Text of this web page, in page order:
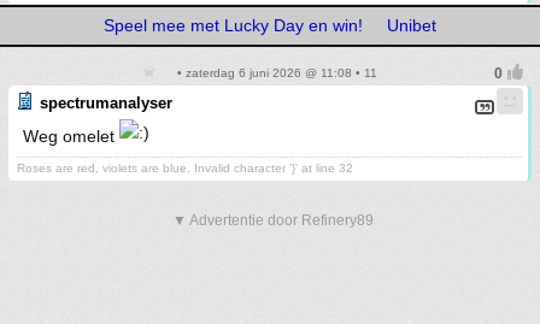
Speel mee met Lucky Day en win! Unibet
• zaterdag 6 juni 2026 @ 11:08 • 11
spectrumanalyser
Weg omelet
Roses are red, violets are blue. Invalid character '}' at line 32
▼ Advertentie door Refinery89